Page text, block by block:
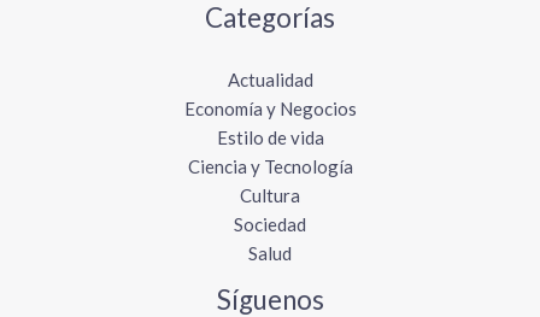
Categorías
Actualidad
Economía y Negocios
Estilo de vida
Ciencia y Tecnología
Cultura
Sociedad
Salud
Síguenos